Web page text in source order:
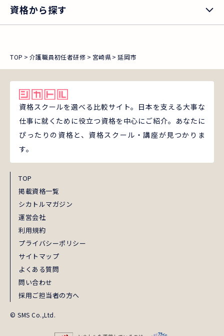
資格から探す
TOP 介護職員初任者研修 宮崎県 延岡市
資格スクールを選べる比較サイト。日本を支える大事な
仕事に就くために役立つ資格を中心にご紹介。あなたに
ぴったりの資格と、資格スクール・講座が見つかりま
す。
TOP
掲載資格一覧
シカトルマガジン
運営会社
利用規約
プライバシーポリシー
サイトマップ
よくある質問
問い合わせ
採用ご担当者の方へ
© SMS Co.,Ltd.